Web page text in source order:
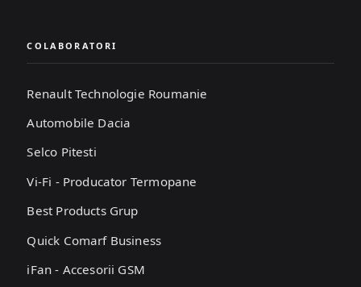
COLABORATORI
Renault Technologie Roumanie
Automobile Dacia
Selco Pitesti
Vi-Fi - Producator Termopane
Best Products Grup
Quick Comarf Business
iFan - Accesorii GSM